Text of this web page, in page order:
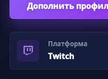
Дополнить
Платформа
Twitch